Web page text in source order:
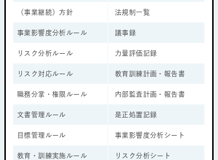
（事業継続）方針 法規制一覧
事業影響度分析ルール 議事録
リスク分析ルール 力量評価記録
リスク対応ルール 教育訓練計画・報告書
職務分掌・権限ルール 内部監査計画・報告書
文書管理ルール 是正処置記録
目標管理ルール 事業影響度分析シート
教育・訓練実施ルール リスク分析シート